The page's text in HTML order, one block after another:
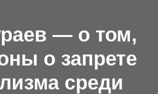
— о том,
о запрете
среди